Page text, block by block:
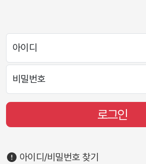
아이디
비밀번호
로그인
error 아이디/비밀번호 찾기